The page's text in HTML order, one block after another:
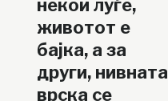
некои луѓе,
животот е
бајка, а за
други, нивната
врска се